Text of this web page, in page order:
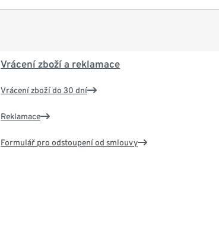
Vrácení zboží a reklamace
Vrácení zboží do 30 dní
Reklamace
Formulář pro odstoupení od smlouvy